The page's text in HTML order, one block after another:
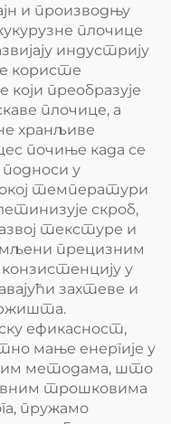
и производњу
плочице
индустрију
користе
преобразује
плочице, а
хранљиве
почиње када се
у
температури
скроб,
текстуре и
прецизним
у
захтеве и
ефикасност,
мање енергије у
методама, што
трошковима
пружамо